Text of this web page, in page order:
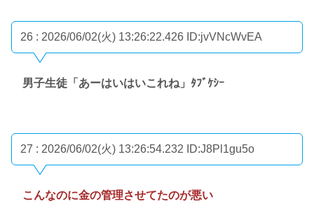
26 : 2026/06/02(火) 13:26:22.426 ID:jvVNcWvEA
男子生徒「あーはいはいこれね」ﾀﾌﾞｹｼｰ
27 : 2026/06/02(火) 13:26:54.232 ID:J8Pl1gu5o
こんなのに金の管理させてたのが悪い